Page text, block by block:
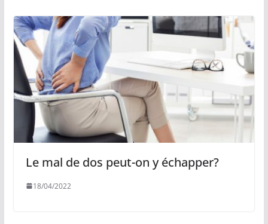
Le mal de dos peut-on y échapper?
18/04/2022